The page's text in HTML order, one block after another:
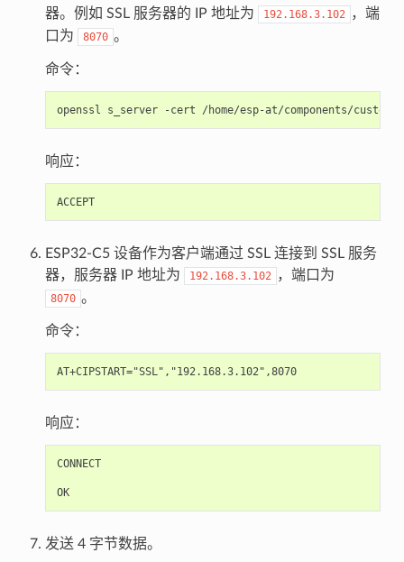
器。例如 SSL 服务器的 IP 地址为
192.168.3.102 ，端
口为
8070 。
命令：
响应：
ACCEPT
ESP32-C5 设备作为客户端通过 SSL 连接到 SSL 服务
器，服务器 IP 地址为
192.168.3.102 ，端口为
8070 。
命令：
AT+CIPSTART="SSL","192.168.3.102",8070
响应：
CONNECT
OK
发送 4 字节数据。